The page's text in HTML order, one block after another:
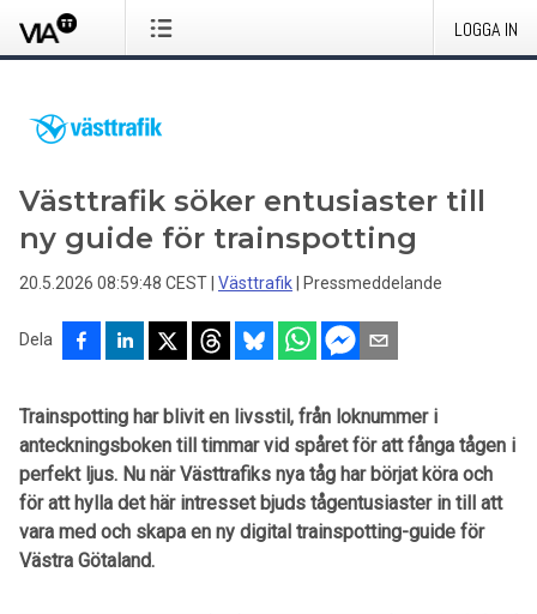
LOGGA IN
Västtrafik söker entusiaster till
ny guide för trainspotting
20.5.2026 08:59:48 CEST Västtrafik Pressmeddelande
Dela
Trainspotting har blivit en livsstil, från loknummer i
anteckningsboken till timmar vid spåret för att fånga tågen i
perfekt ljus. Nu när Västtrafiks nya tåg har börjat köra och
för att hylla det här intresset bjuds tågentusiaster in till att
vara med och skapa en ny digital trainspotting-guide för
Västra Götaland.